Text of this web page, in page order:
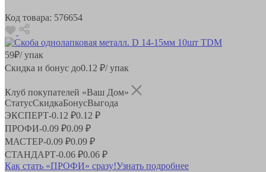
Код товара: 576654
59₽/ упак
Скидка и бонус до0.12 ₽/ упак
Клуб покупателей «Ваш Дом»
СтатусСкидкаБонусВыгода
ЭКСПЕРТ-0.12 ₽0.12 ₽
ПРОФИ-0.09 ₽0.09 ₽
МАСТЕР-0.09 ₽0.09 ₽
СТАНДАРТ-0.06 ₽0.06 ₽
Как стать «ПРОФИ» сразу!Узнать подробнее